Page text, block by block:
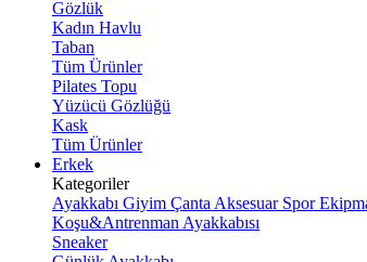
Gözlük
Kadın Havlu
Taban
Tüm Ürünler
Pilates Topu
Yüzücü Gözlüğü
Kask
Tüm Ürünler
Erkek
Kategoriler
Ayakkabı Giyim Çanta Aksesuar Spor
Koşu&Antrenman Ayakkabısı
Sneaker